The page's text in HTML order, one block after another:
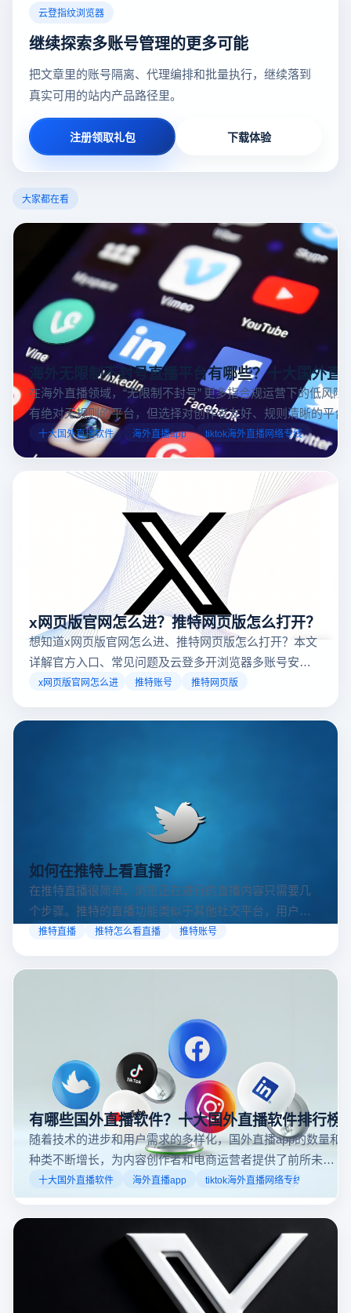
云登指纹浏览器
继续探索多账号管理的更多可能
把文章里的账号隔离、代理编排和批量执行，继续落到
真实可用的站内产品路径里。
注册领取礼包 下载体验
大家都在看
海外无限制不封号直播平台有哪些？十大国外直
在海外直播领域，“无限制不封号” 更多指合规运营下的低风
有绝对无规则的平台，但选择对创作者友好、规则清晰的平台
业工具规避风险，能显著降低封号概率。以下推荐十大国外
台，并结合云登多开浏览器的功能，详解如何安全高效运营。
十大国外直播软件 海外直播app tiktok海外直播网络专线
x网页版官网怎么进？推特网页版怎么打开？
想知道x网页版官网怎么进、推特网页版怎么打开？本文
详解官方入口、常见问题及云登多开浏览器多账号安全
访问方案，助你稳定登录高效运营。
x网页版官网怎么进 推特账号 推特网页版
如何在推特上看直播？
在推特直播很简单，浏览正在进行的直播内容只需要几
个步骤。推特的直播功能类似于其他社交平台，用户可
以通过关注自己喜欢的账号、浏览话题标签或查看实时
可以随时随地参与实时互动，无论是关注新闻事件、休
推特直播 推特怎么看直播 推特账号
有哪些国外直播软件？十大国外直播软件排行榜
随着技术的进步和用户需求的多样化，国外直播app的数量和
种类不断增长，为内容创作者和电商运营者提供了前所未有
的机遇。如果你是一个跨境电商从业者，想要了解2025年十
大国外直播软件排行榜，那么你来对地方了！接下来跟着云
登多开浏览器一起来了解海外直播平台哪些最受欢迎。
十大国外直播软件 海外直播app tiktok海外直播网络专线